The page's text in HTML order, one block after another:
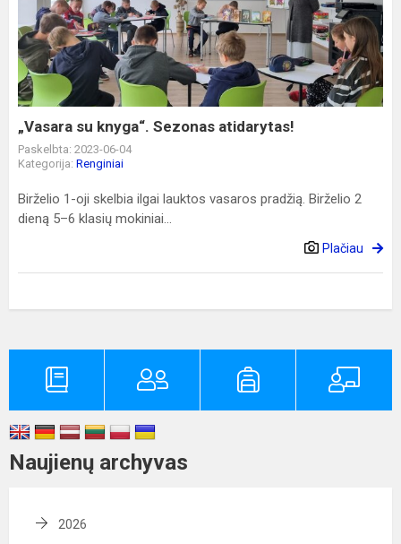
knyga“.
Sezonas
atidarytas!
„Vasara su knyga“. Sezonas atidarytas!
Paskelbta: 2023-06-04
Kategorija: Renginiai
Birželio 1-oji skelbia ilgai lauktos vasaros pradžią. Birželio 2
dieną 5–6 klasių mokiniai...
Plačiau
Naujienų archyvas
2026